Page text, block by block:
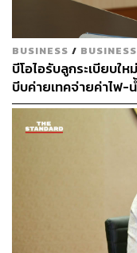
ก
BUSINESS / BUSINESS
บีโอไอรับลูกระเบียบใ
บีบค่ายเทคจ่ายค่าไฟ
ประโยชน์ประเทศเป็นห